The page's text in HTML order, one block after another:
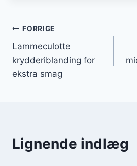
Indlægsnavigation
FORRIGE
Lammeculotte
krydderiblanding for
ekstra smag
Lignende indlæg